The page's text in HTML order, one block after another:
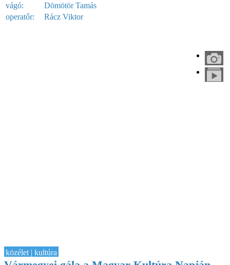
vágó:
Dömötör Tamás
operatőr:
Rácz Viktor
közélet | kultúra